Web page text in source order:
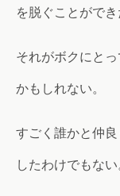
を脱ぐことができ
それがボクにと
かもしれない。
すごく誰かと仲
したわけでもない